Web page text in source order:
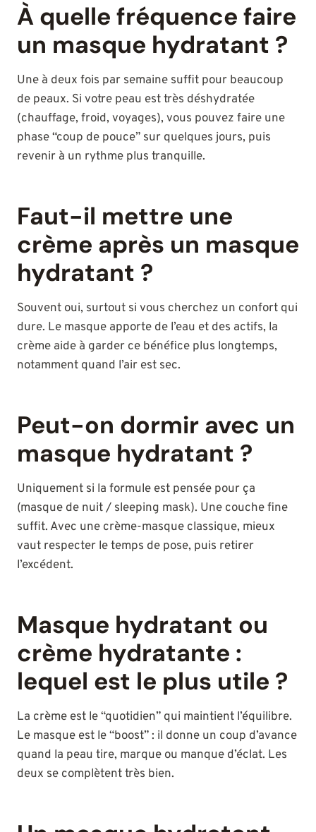
À quelle fréquence faire
un masque hydratant ?
Une à deux fois par semaine suffit pour beaucoup
de peaux. Si votre peau est très déshydratée
(chauffage, froid, voyages), vous pouvez faire une
phase “coup de pouce” sur quelques jours, puis
revenir à un rythme plus tranquille.
Faut-il mettre une
crème après un masque
hydratant ?
Souvent oui, surtout si vous cherchez un confort qui
dure. Le masque apporte de l’eau et des actifs, la
crème aide à garder ce bénéfice plus longtemps,
notamment quand l’air est sec.
Peut-on dormir avec un
masque hydratant ?
Uniquement si la formule est pensée pour ça
(masque de nuit / sleeping mask). Une couche fine
suffit. Avec une crème-masque classique, mieux
vaut respecter le temps de pose, puis retirer
l’excédent.
Masque hydratant ou
crème hydratante :
lequel est le plus utile ?
La crème est le “quotidien” qui maintient l’équilibre.
Le masque est le “boost” : il donne un coup d’avance
quand la peau tire, marque ou manque d’éclat. Les
deux se complètent très bien.